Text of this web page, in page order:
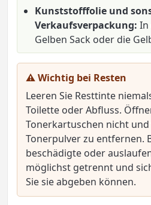
Kunststofffolie und
Verkaufsverpackung: In
Gelben Sack oder die
⚠ Wichtig bei Resten
Leeren Sie Resttinte
Toilette oder Abfluss.
Tonerkartuschen nicht
Tonerpulver zu entfernen.
beschädigte oder
möglichst getrennt und
Sie sie abgeben können.